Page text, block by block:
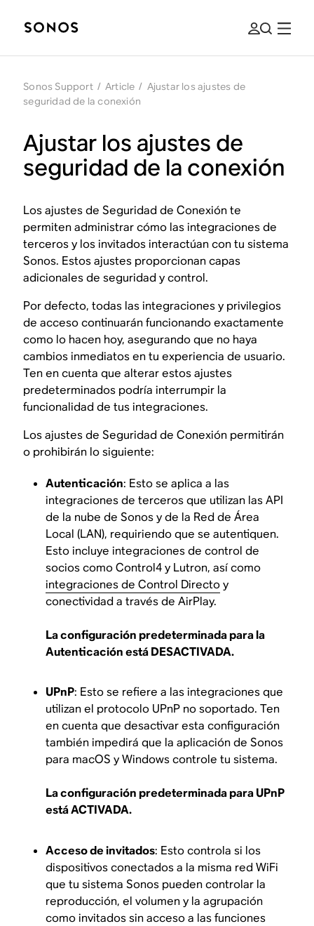
Sonos Support / Article / Ajustar los ajustes de
seguridad de la conexión
Ajustar los ajustes de
seguridad de la conexión
Los ajustes de Seguridad de Conexión te
permiten administrar cómo las integraciones de
terceros y los invitados interactúan con tu sistema
Sonos. Estos ajustes proporcionan capas
adicionales de seguridad y control.
Por defecto, todas las integraciones y privilegios
de acceso continuarán funcionando exactamente
como lo hacen hoy, asegurando que no haya
cambios inmediatos en tu experiencia de usuario.
Ten en cuenta que alterar estos ajustes
predeterminados podría interrumpir la
funcionalidad de tus integraciones.
Los ajustes de Seguridad de Conexión permitirán
o prohibirán lo siguiente:
Autenticación: Esto se aplica a las
integraciones de terceros que utilizan las API
de la nube de Sonos y de la Red de Área
Local (LAN), requiriendo que se autentiquen.
Esto incluye integraciones de control de
socios como Control4 y Lutron, así como
integraciones de Control Directoy
conectividad a través de AirPlay.
La configuración predeterminada para la
Autenticación está DESACTIVADA.
UPnP: Esto se refiere a las integraciones que
utilizan el protocolo UPnP no soportado. Ten
en cuenta que desactivar esta configuración
también impedirá que la aplicación de Sonos
para macOS y Windows controle tu sistema.
La configuración predeterminada para UPnP
está ACTIVADA.
Acceso de invitados: Esto controla si los
dispositivos conectados a la misma red WiFi
que tu sistema Sonos pueden controlar la
reproducción, el volumen y la agrupación
como invitados sin acceso a las funciones